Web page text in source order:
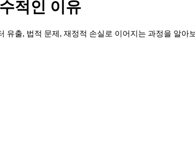
적인 이유
유출, 법적 문제, 재정적 손실로 이어지는 과정을 알아